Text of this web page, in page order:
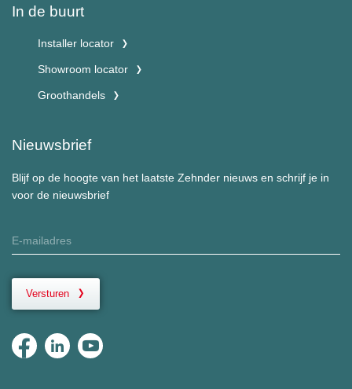
In de buurt
Installer locator
Showroom locator
Groothandels
Nieuwsbrief
Blijf op de hoogte van het laatste Zehnder nieuws en schrijf je in
voor de nieuwsbrief
Versturen